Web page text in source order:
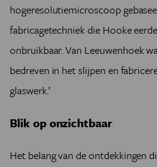
hogeresolutiemicroscoop
fabricagetechniek die Hooke
onbruikbaar. Van Leeuwenhoek
bedreven in het slijpen en
glaswerk.’
Blik op onzichtbaar
Het belang van de ontdekkingen